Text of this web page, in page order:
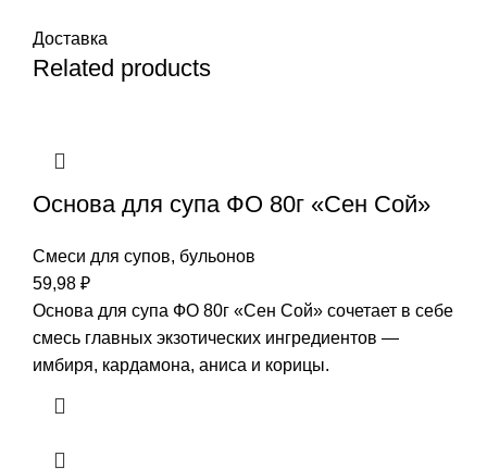
Доставка
Related products
Основа для супа ФО 80г «Сен Сой»
Смеси для супов, бульонов
59,98 ₽
Основа для супа ФО 80г «Сен Сой» сочетает в себе
смесь главных экзотических ингредиентов —
имбиря, кардамона, аниса и корицы.